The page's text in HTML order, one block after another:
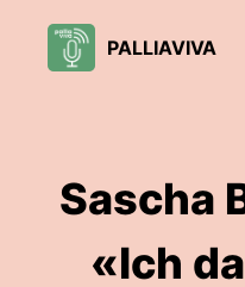
PALLIAVIVA
Sascha
«Ich